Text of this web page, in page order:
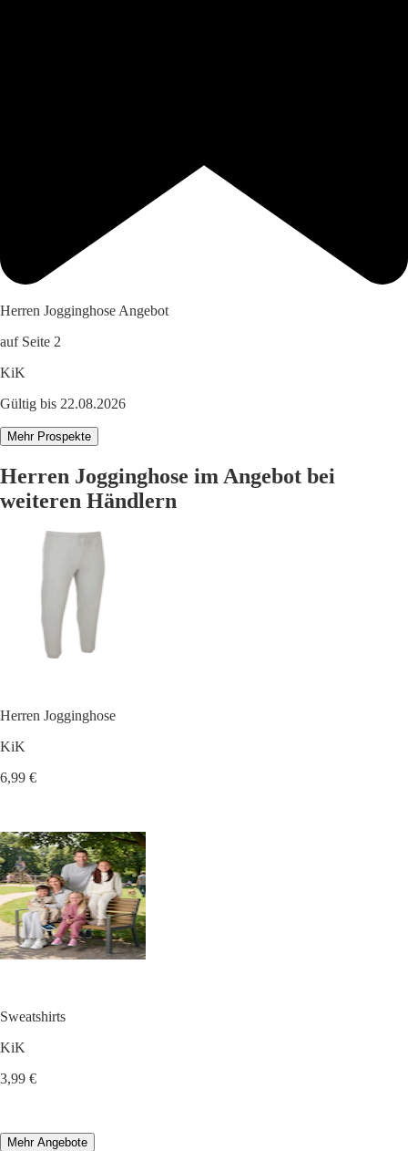
Herren Jogginghose Angebot
auf Seite 2
KiK
Gültig bis 22.08.2026
Mehr Prospekte
Herren Jogginghose im Angebot bei
weiteren Händlern
Herren Jogginghose
KiK
6,99 €
Sweatshirts
KiK
3,99 €
Mehr Angebote